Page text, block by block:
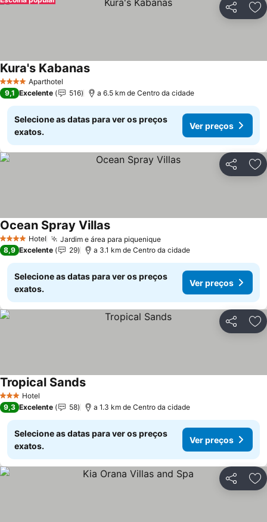
Partilhar
4 EstrelasAparthotel
Kura's Kabanas
9,1 Excelente 516 a 6.5 km de Centro da cidade
Selecione as datas para ver os preços
exatos.
Ver preços
Partilhar
4 EstrelasHotel Jardim e área para piquenique
Ocean Spray Villas
8,9 Excelente 29 a 3.1 km de Centro da cidade
Selecione as datas para ver os preços
exatos.
Ver preços
Partilhar
3 EstrelasHotel
Tropical Sands
9,3 Excelente 58 a 1.3 km de Centro da cidade
Selecione as datas para ver os preços
exatos.
Ver preços
Partilhar